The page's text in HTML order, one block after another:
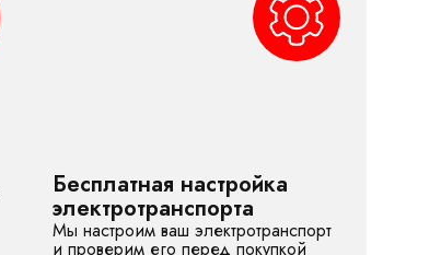
Бесплатная настройка
электротранспорта
Мы настроим ваш электротранспорт
и проверим его перед покупкой